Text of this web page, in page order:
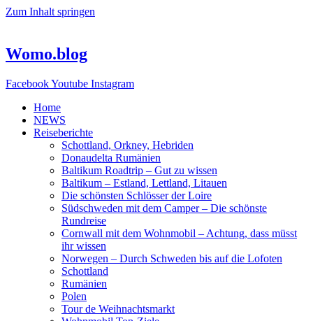
Zum Inhalt springen
Womo.blog
FacebookYoutube Instagram
Home
NEWS
Reiseberichte
Schottland, Orkney, Hebriden
Donaudelta Rumänien
Baltikum Roadtrip – Gut zu wissen
Baltikum – Estland, Lettland, Litauen
Die schönsten Schlösser der Loire
Südschweden mit dem Camper – Die schönste
Rundreise
Cornwall mit dem Wohnmobil – Achtung, dass müsst
ihr wissen
Norwegen – Durch Schweden bis auf die Lofoten
Schottland
Rumänien
Polen
Tour de Weihnachtsmarkt